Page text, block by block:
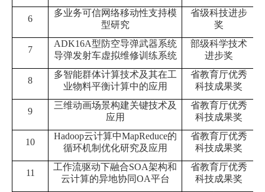
6
多业务可信网络移动性支持模
型研究
省级科技进步
奖
7
ADK16A型防空导弹武器系统
导弹发射车虚拟维修训练系统
部级科学技术
进步奖
8
多智能群体计算技术及其在工
业物料平衡计算中的应用
省教育厅优秀
科技成果奖
9
三维动画场景构建关键技术及
应用
省教育厅优秀
科技成果奖
10
Hadoop云计算中MapReduce的
循环机制优化研究及应用
省教育厅优秀
科技成果奖
11
工作流驱动下融合SOA架构和
云计算的异地协同OA平台
省教育厅优秀
科技成果奖